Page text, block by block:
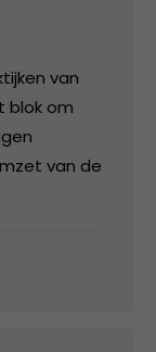
van
blok om
van de